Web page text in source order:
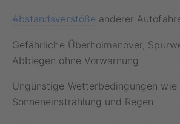
Abstandsverstöße anderer
Gefährliche Überholmanöver,
Abbiegen ohne Vorwarnung
Ungünstige Wetterbedingungen wie
Sonneneinstrahlung und Regen